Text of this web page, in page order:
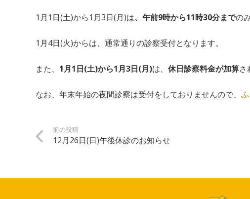
1月1日(土)から1月3日(月)は、午前9時から11時30分までの
1月4日(火)からは、通常通りの診察受付となります。
また、 1月1日(土)から1月3日(月)は、 休日診察料金が加算さ
なお、年末年始の夜間診察は受付をしておりませんので、
前の投稿
12月26日(日)午後休診のお知らせ